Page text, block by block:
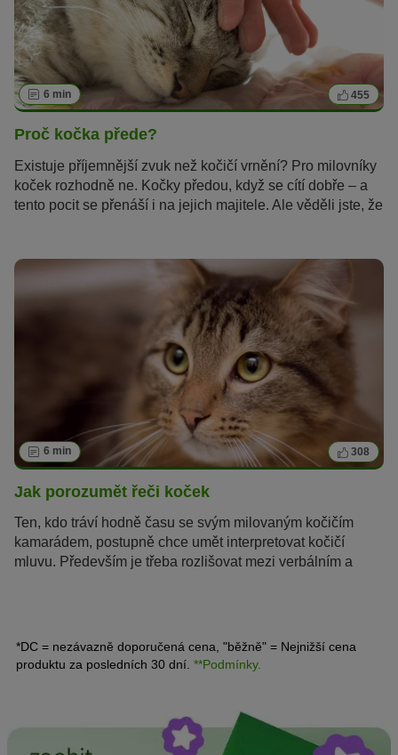
6 min 455
Proč kočka přede?
Existuje příjemnější zvuk než kočičí vrnění? Pro milovníky
koček rozhodně ne. Kočky předou, když se cítí dobře – a
tento pocit se přenáší i na jejich majitele. Ale věděli jste, že
článku.
6 min 308
Jak porozumět řeči koček
Ten, kdo tráví hodně času se svým milovaným kočičím
kamarádem, postupně chce umět interpretovat kočičí
mluvu. Především je třeba rozlišovat mezi verbálním a
*DC = nezávazně doporučená cena, "běžně" = Nejnižší cena
produktu za posledních 30 dní. **Podmínky.